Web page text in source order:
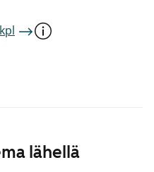
lähellä